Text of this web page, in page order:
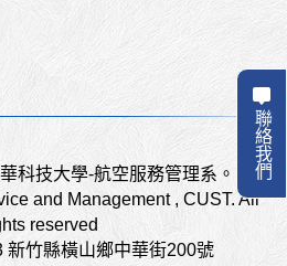
科技大學-航空服務管理系。
and Management , CUST. All
reserved
新竹縣橫山鄉中華街200號
聯絡我們